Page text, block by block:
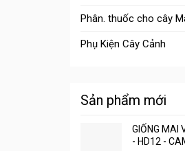
Phân. thuốc cho cây
Phụ Kiện Cây Cảnh
Sản phẩm mới
GIỐNG MAI
- HD12 -